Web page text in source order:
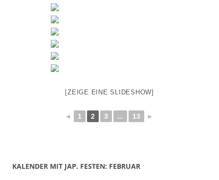
[ZEIGE EINE SLIDESHOW]
◄ 1 2 3 ... 13 ►
KALENDER MIT JAP. FESTEN: FEBRUAR